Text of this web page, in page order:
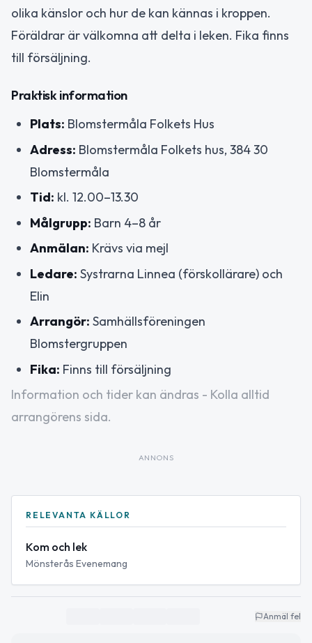
olika känslor och hur de kan kännas i kroppen.
Föräldrar är välkomna att delta i leken. Fika finns
till försäljning.
Praktisk information
Plats: Blomstermåla Folkets Hus
Adress: Blomstermåla Folkets hus, 384 30
Blomstermåla
Tid: kl. 12.00–13.30
Målgrupp: Barn 4–8 år
Anmälan: Krävs via mejl
Ledare: Systrarna Linnea (förskollärare) och
Elin
Arrangör: Samhällsföreningen
Blomstergruppen
Fika: Finns till försäljning
Information och tider kan ändras - Kolla alltid
arrangörens sida.
ANNONS
RELEVANTA KÄLLOR
Kom och lek
Mönsterås Evenemang
Anmäl fel